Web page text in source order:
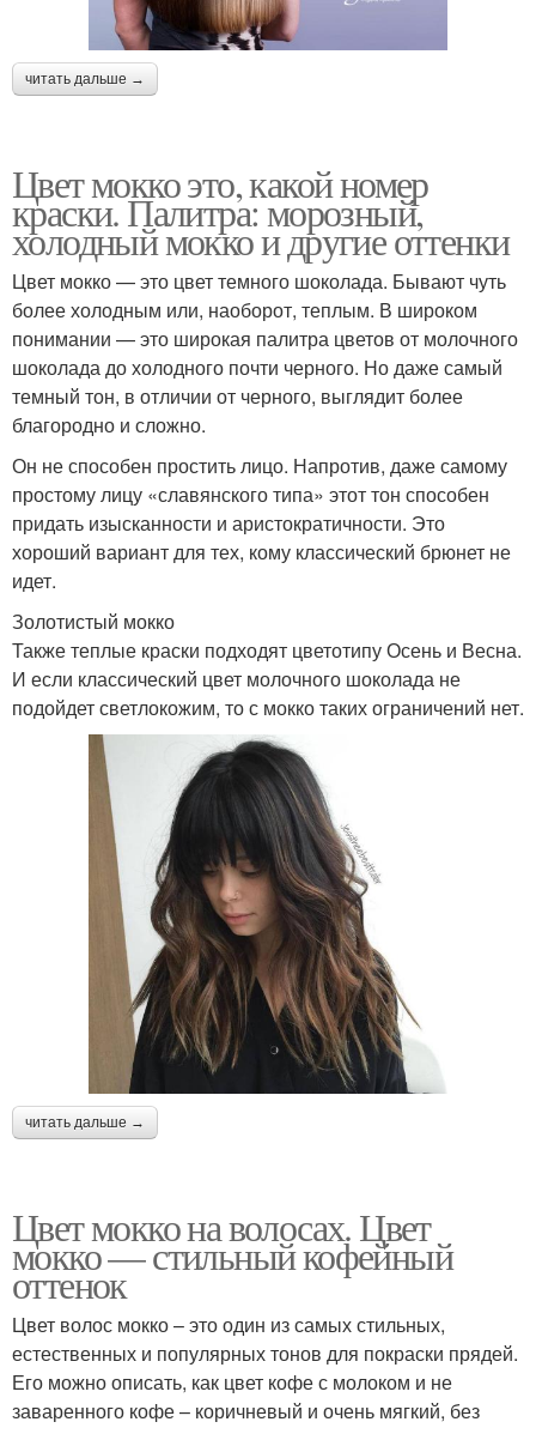
читать дальше →
Цвет мокко это, какой номер
краски. Палитра: морозный,
холодный мокко и другие оттенки
Цвет мокко — это цвет темного шоколада. Бывают чуть
более холодным или, наоборот, теплым. В широком
понимании — это широкая палитра цветов от молочного
шоколада до холодного почти черного. Но даже самый
темный тон, в отличии от черного, выглядит более
благородно и сложно.
Он не способен простить лицо. Напротив, даже самому
простому лицу «славянского типа» этот тон способен
придать изысканности и аристократичности. Это
хороший вариант для тех, кому классический брюнет не
идет.
Золотистый мокко
Также теплые краски подходят цветотипу Осень и Весна.
И если классический цвет молочного шоколада не
подойдет светлокожим, то с мокко таких ограничений нет.
читать дальше →
Цвет мокко на волосах. Цвет
мокко — стильный кофейный
оттенок
Цвет волос мокко – это один из самых стильных,
естественных и популярных тонов для покраски прядей.
Его можно описать, как цвет кофе с молоком и не
заваренного кофе – коричневый и очень мягкий, без